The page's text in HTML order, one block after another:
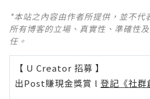
*本站之內容由作者所提供，並不代
所有博客的立場、真實性、準確性
任。
【 U Creator 招募 】
出Post賺現金獎賞 l 登記《社群